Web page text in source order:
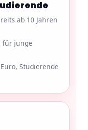
ab 10 Jahren
für junge
Studierende